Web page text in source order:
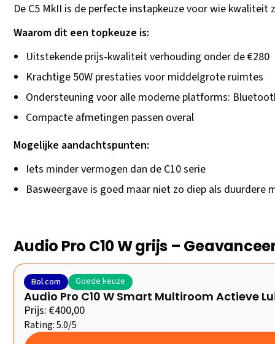
De C5 MkII is de perfecte instapkeuze voor wie
Waarom dit een topkeuze is:
Uitstekende prijs-kwaliteit verhouding onder de €280
Krachtige 50W prestaties voor middelgrote ruimtes
Ondersteuning voor alle moderne platforms:
Compacte afmetingen passen overal
Mogelijke aandachtspunten:
Iets minder vermogen dan de C10 serie
Basweergave is goed maar niet zo diep als duurdere
Audio Pro C10 W grijs –
Bol.com Goede keuze
Audio Pro C10 W Smart Multiroom Actieve
Prijs: €400,00
Rating: 5.0/5